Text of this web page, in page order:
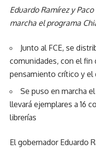
Eduardo Ramírez y
marcha el programa
Junto al FCE, se
comunidades, con el fin
pensamiento crítico y
Se puso en marcha
llevará ejemplares a 16
librerías
El gobernador Eduardo